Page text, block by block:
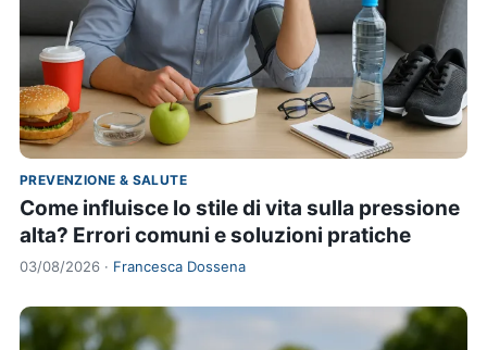
PREVENZIONE & SALUTE
Come influisce lo stile di vita sulla pressione
alta? Errori comuni e soluzioni pratiche
03/08/2026 · Francesca Dossena